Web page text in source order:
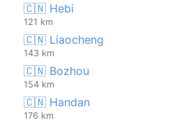
🇨🇳 Hebi
121 km
🇨🇳 Liaocheng
143 km
🇨🇳 Bozhou
154 km
🇨🇳 Handan
176 km